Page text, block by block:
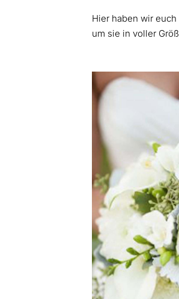
Hier haben wir
um sie in voller